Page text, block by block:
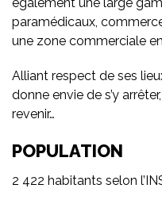
paramédicaux,
une zone commerciale
Alliant respect de ses
donne envie de s’y
revenir…
POPULATION
2 422 habitants selon